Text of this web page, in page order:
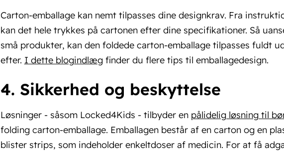
Carton-emballage kan nemt tilpasses dine designkrav. Fra
kan det hele trykkes på cartonen efter dine specifikationer. Så
små produkter, kan den foldede carton-emballage tilpasses fuldt
efter. I dette blogindlægfinder du flere tips til emballagedesign.
4. Sikkerhed og beskyttelse
Løsninger - såsom Locked4Kids - tilbyder en pålidelig løsning til
folding carton-emballage. Emballagen består af en carton og en
blister strips, som indeholder enkeltdoser af medicin. For at få